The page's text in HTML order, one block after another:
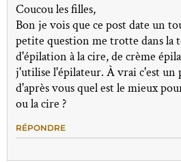
Coucou les filles,
Bon je vois que ce post date un
petite question me trotte dans la
d'épilation à la cire, de crème
j'utilise l'épilateur. À vrai c'est un
d'après vous quel est le mieux
ou la cire ?
RÉPONDRE